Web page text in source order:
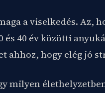
a viselkedés. Az,
40 év közötti
ahhoz, hogy elég jó
milyen